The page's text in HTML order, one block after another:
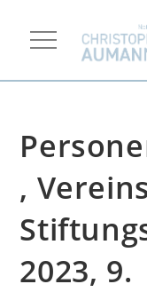
,
2023, 9.